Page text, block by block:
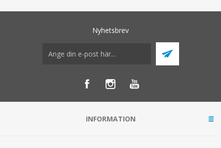
Nyhetsbrev
INFORMATION